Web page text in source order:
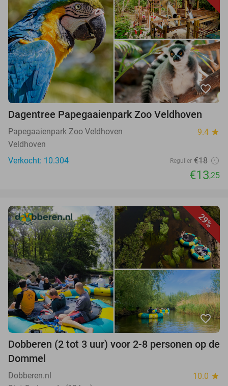
favorite_border
Dagentree Papegaaienpark Zoo Veldhoven
Papegaaienpark Zoo Veldhoven 9.4 star
Veldhoven
Verkocht: 10.304
Regulier €18
€13,25
29%
favorite_border
Dobberen (2 tot 3 uur) voor 2-8 personen op de
Dommel
Dobberen.nl 10.0 star